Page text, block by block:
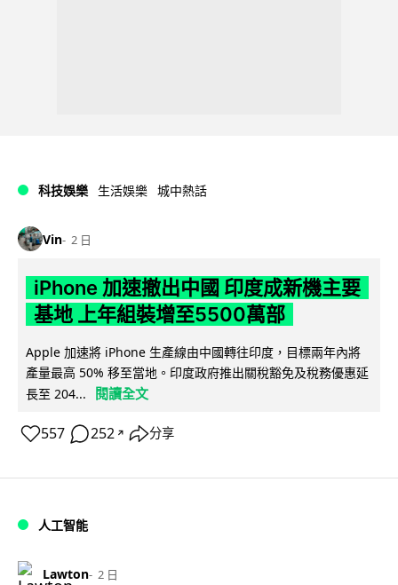
科技娛樂 生活娛樂 城中熱話
Vin 2 日
iPhone 加速撤出中國 印度成新機主要
基地 上年組裝增至5500萬部
Apple 加速將 iPhone 生產線由中國轉往印度，目標兩年內將
產量最高 50% 移至當地。印度政府推出關稅豁免及稅務優惠延
長至 204...
閱讀全文
557 252 ↗ 分享
人工智能
Lawton 2 日